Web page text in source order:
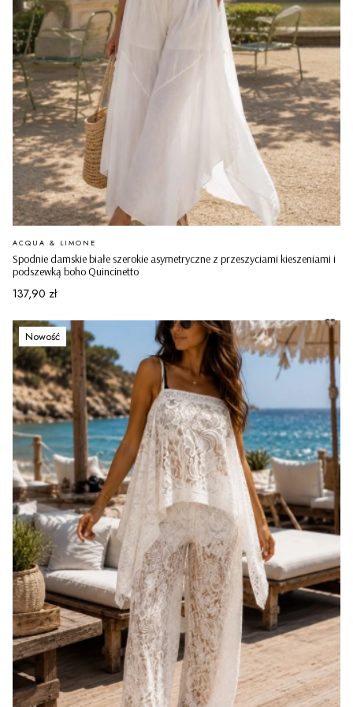
Spodnie damskie białe szerokie asymetryczne z przeszyciami kieszeniami i
podszewką boho Quincinetto
PRODUCENT
ACQUA & LIMONE
Cena
137,90 zł
Nowość